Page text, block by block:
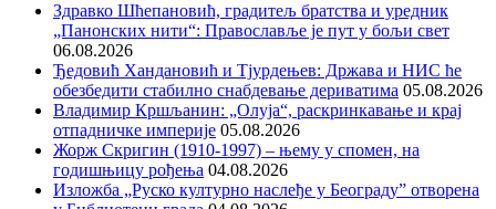
Здравко Шћепановић, градитељ братства и уредник
„Панонских нити“: Православље је пут у бољи свет
06.08.2026
Ђедовић Хандановић и Тјурдењев: Држава и НИС ће
обезбедити стабилно снабдевање дериватима 05.08.2026
Владимир Кршљанин: „Олуја“, раскринкавање и крај
отпадничке империје 05.08.2026
Жорж Скригин (1910-1997) – њему у спомен, на
годишњицу рођења 04.08.2026
Изложба „Руско културно наслеђе у Београду” отворена